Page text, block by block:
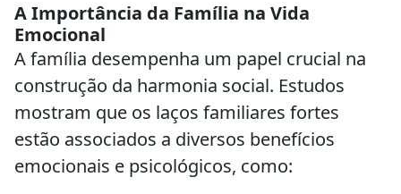
A Importância da Família na Vida
Emocional
A família desempenha um papel crucial na
construção da harmonia social. Estudos
mostram que os laços familiares fortes
estão associados a diversos benefícios
emocionais e psicológicos, como: